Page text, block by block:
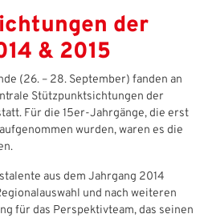
der
& 2015
(26. – 28. September) fanden an
Stützpunktsichtungen der
Für die 15er-Jahrgänge, die erst
wurden, waren es die
aus dem Jahrgang 2014
und nach weiteren
für das Perspektivteam, das seinen